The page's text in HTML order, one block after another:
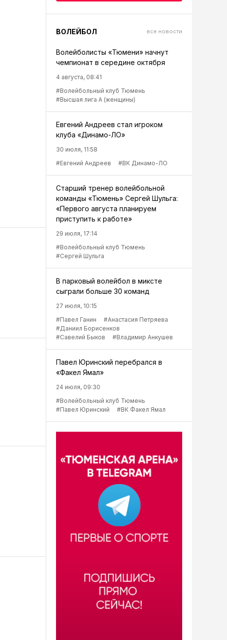
ВОЛЕЙБОЛ все новости
Волейболисты «Тюмени» начнут
чемпионат в середине октября
4 августа, 08:41
#Волейбольный клуб Тюмень
#Высшая лига А (женщины)
Евгений Андреев стал игроком
клуба «Динамо-ЛО»
30 июля, 11:58
#Евгений Андреев
#ВК Динамо-ЛО
Старший тренер волейбольной
команды «Тюмень» Сергей Шульга:
«Первого августа планируем
приступить к работе»
29 июля, 17:14
#Волейбольный клуб Тюмень
#Сергей Шульга
В парковый волейбол в миксте
сыграли больше 30 команд
27 июля, 10:15
#Павел Ганин
#Анастасия Петряева
#Даниил Борисенков
#Савелий Быков
#Владимир Анкушев
Павел Юринский перебрался в
«Факел Ямал»
24 июля, 09:30
#Волейбольный клуб Тюмень
#Павел Юринский
#ВК Факел Ямал